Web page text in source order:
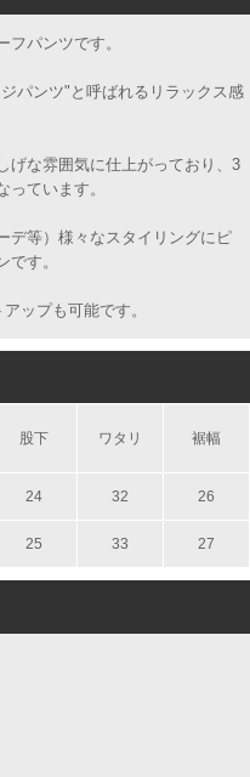
パンツです。
パンツ"と呼ばれるリラックス感
げな雰囲気に仕上がっており、3
ています。
デ等）様々なスタイリングにピ
です。
ップも可能です。
股下 ワタリ 裾幅
24 32 26
25 33 27